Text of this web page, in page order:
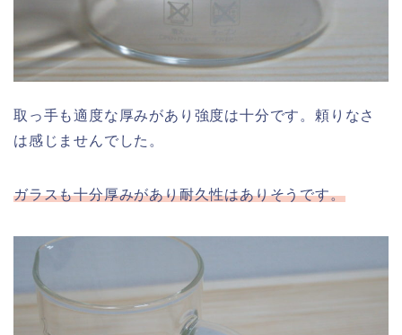
取っ手も適度な厚みがあり強度は十分です。頼りなさ
は感じませんでした。
ガラスも十分厚みがあり耐久性はありそうです。